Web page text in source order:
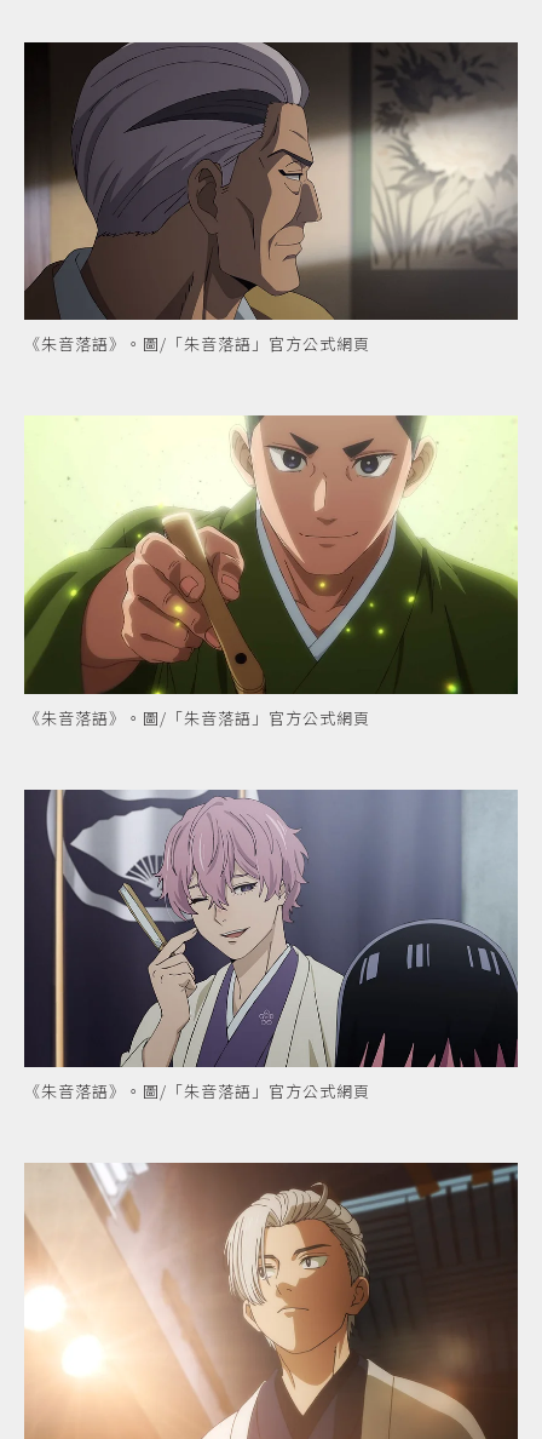
《朱音落語》。圖/「朱音落語」官方公式網頁
《朱音落語》。圖/「朱音落語」官方公式網頁
《朱音落語》。圖/「朱音落語」官方公式網頁